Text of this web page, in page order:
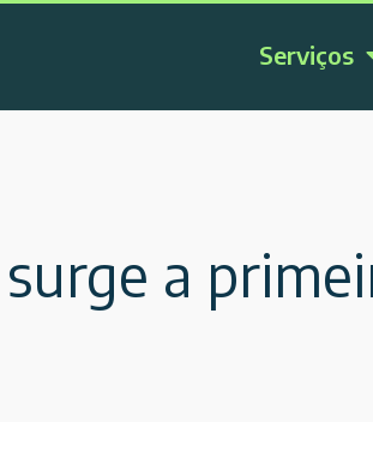
Serviços
surge a